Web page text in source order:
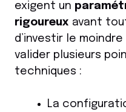
exigent un
rigoureux avant
d’investir le
valider plusieurs
techniques :
La